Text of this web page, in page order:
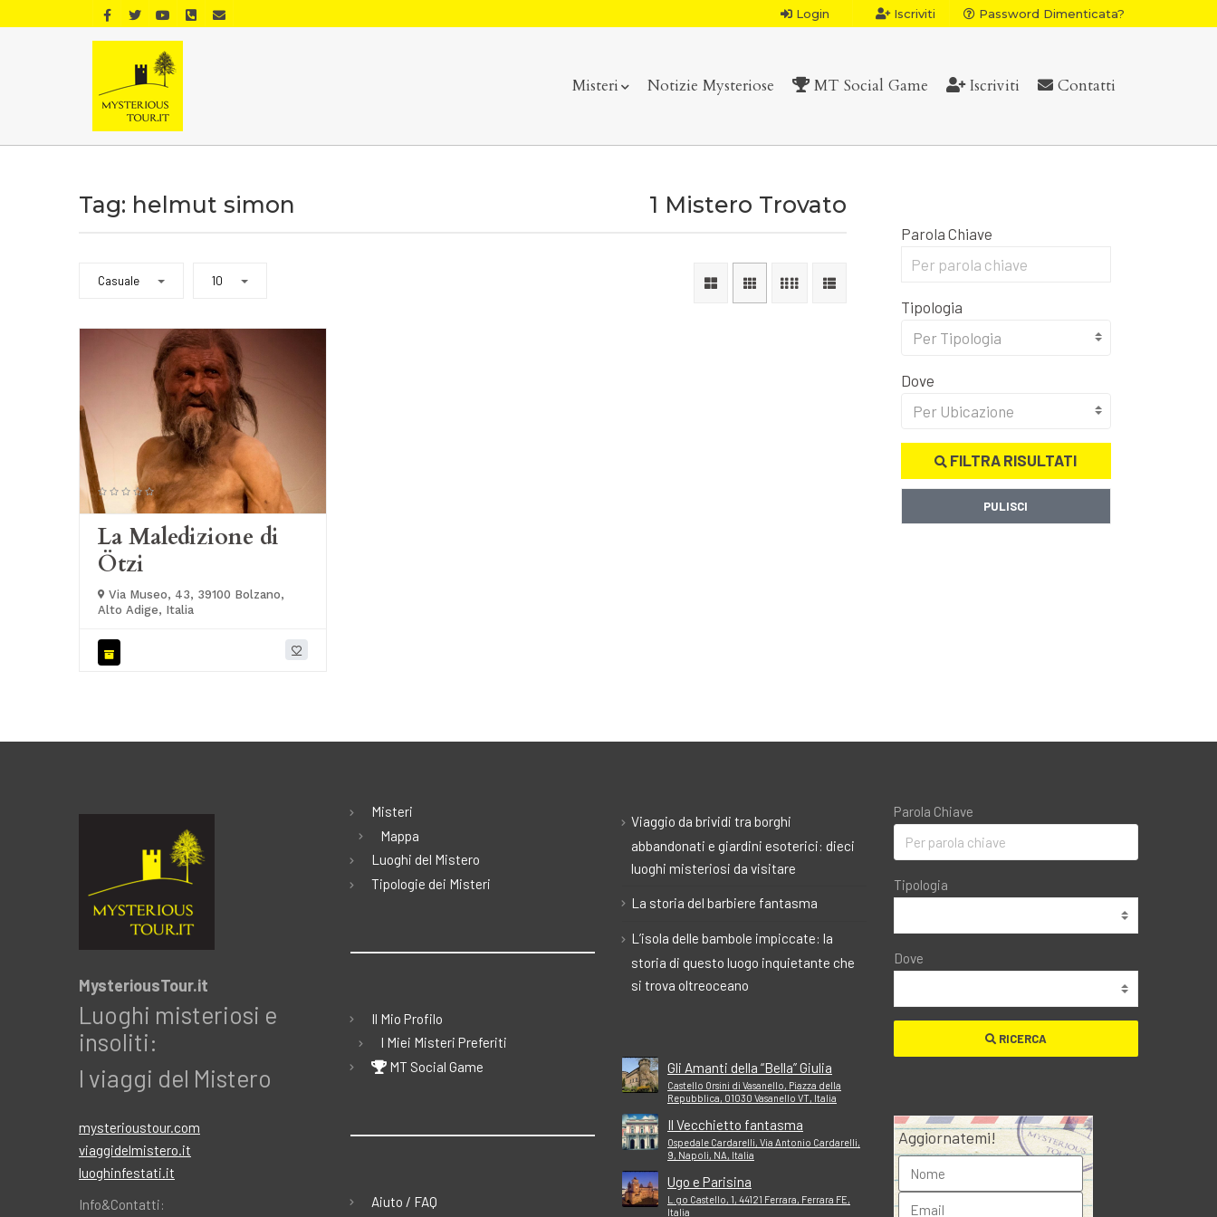
Login Iscriviti Password Dimenticata?
Misteri Notizie Mysteriose MT Social Game Iscriviti Contatti
Tag: helmut simon 1 Mistero Trovato
Casuale 10
La Maledizione di
Ötzi
Via Museo, 43, 39100 Bolzano,
Alto Adige, Italia
Parola Chiave
Tipologia
Per Tipologia
Dove
Per Ubicazione
FILTRA RISULTATI
PULISCI
MysteriousTour.it
Luoghi misteriosi e
insoliti:
I viaggi del Mistero
mysterioustour.com
viaggidelmistero.it
luoghinfestati.it
Info&Contatti:
Misteri
Mappa
Luoghi del Mistero
Tipologie dei Misteri
Il Mio Profilo
I Miei Misteri Preferiti
MT Social Game
Aiuto / FAQ
Viaggio da brividi tra borghi
abbandonati e giardini esoterici: dieci
luoghi misteriosi da visitare
La storia del barbiere fantasma
L’isola delle bambole impiccate: la
storia di questo luogo inquietante che
si trova oltreoceano
Gli Amanti della “Bella” Giulia
Castello Orsini di Vasanello, Piazza della
Repubblica, 01030 Vasanello VT, Italia
Il Vecchietto fantasma
Ospedale Cardarelli, Via Antonio Cardarelli,
9, Napoli, NA, Italia
Ugo e Parisina
L.go Castello, 1, 44121 Ferrara, Ferrara FE,
Italia
Parola Chiave
Tipologia
Dove
RICERCA
Aggiornatemi!